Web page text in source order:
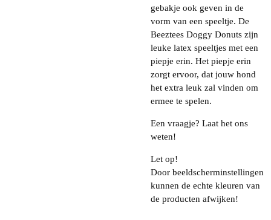
gebakje ook geven in de
vorm van een speeltje. De
Beeztees Doggy Donuts zijn
leuke latex speeltjes met een
piepje erin. Het piepje erin
zorgt ervoor, dat jouw hond
het extra leuk zal vinden om
ermee te spelen.
Een vraagje? Laat het ons
weten!
Let op!
Door beeldscherminstellingen
kunnen de echte kleuren van
de producten afwijken!